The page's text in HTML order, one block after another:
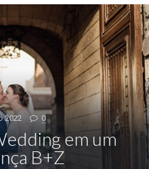
2022 0
em um
B+Z